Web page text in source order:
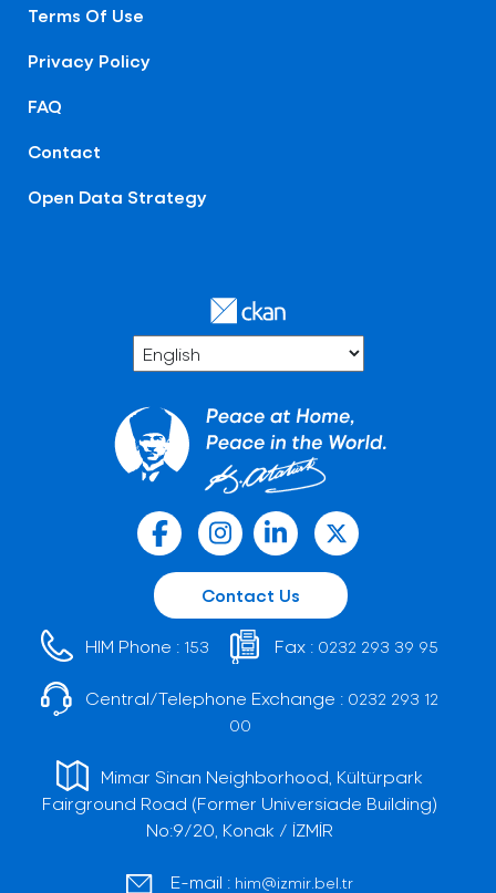
Terms Of Use
Privacy Policy
FAQ
Contact
Open Data Strategy
Contact Us
HIM Phone : 153 Fax : 0232 293 39 95
Central/Telephone Exchange : 0232 293 12
00
Mimar Sinan Neighborhood, Kültürpark
Fairground Road (Former Universiade Building)
No:9/20, Konak / İZMİR
E-mail : him@izmir.bel.tr